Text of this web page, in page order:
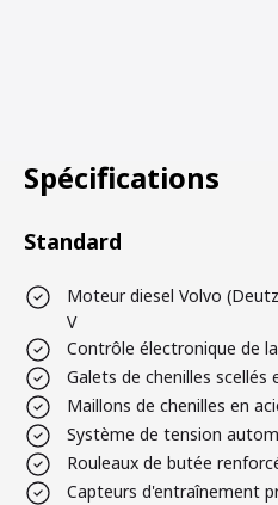
Spécifications
Standard
Moteur diesel Volvo
V
Contrôle électronique de
Galets de chenilles scellés
Maillons de chenilles en
Système de tension
Rouleaux de butée
Capteurs d'entraînement